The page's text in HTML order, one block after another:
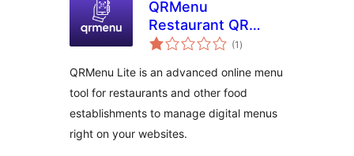
QRMenu
Restaurant QR
Menu Lite
(1 total
ratings
)
QRMenu Lite is an advanced online menu
tool for restaurants and other food
establishments to manage digital menus
right on your websites.